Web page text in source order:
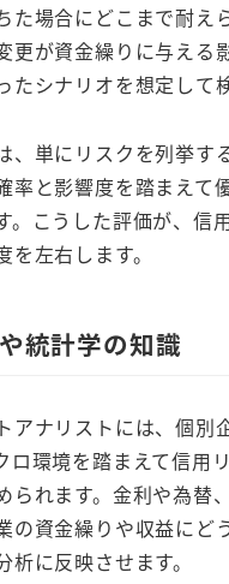
た場合にどこまで耐え
更が資金繰りに与える
たシナリオを想定して
、単にリスクを列挙す
率と影響度を踏まえて
。こうした評価が、信
を左右します。
統計学の知識
アナリストには、個別
ロ環境を踏まえて信用
られます。金利や為替
の資金繰りや収益にど
析に反映させます。